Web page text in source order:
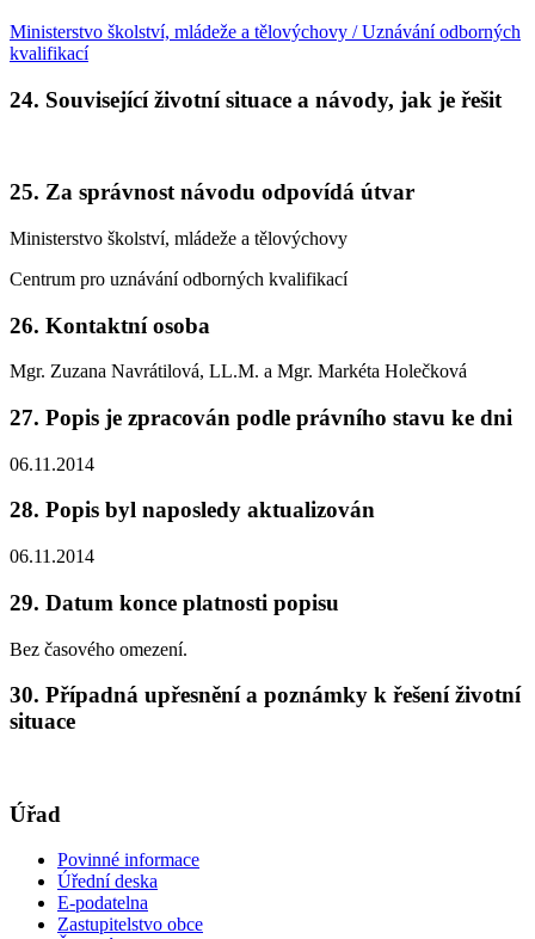
Ministerstvo školství, mládeže a tělovýchovy / Uznávání odborných
kvalifikací
24. Související životní situace a návody, jak je řešit
25. Za správnost návodu odpovídá útvar
Ministerstvo školství, mládeže a tělovýchovy
Centrum pro uznávání odborných kvalifikací
26. Kontaktní osoba
Mgr. Zuzana Navrátilová, LL.M. a Mgr. Markéta Holečková
27. Popis je zpracován podle právního stavu ke dni
06.11.2014
28. Popis byl naposledy aktualizován
06.11.2014
29. Datum konce platnosti popisu
Bez časového omezení.
30. Případná upřesnění a poznámky k řešení životní
situace
Úřad
Povinné informace
Úřední deska
E-podatelna
Zastupitelstvo obce